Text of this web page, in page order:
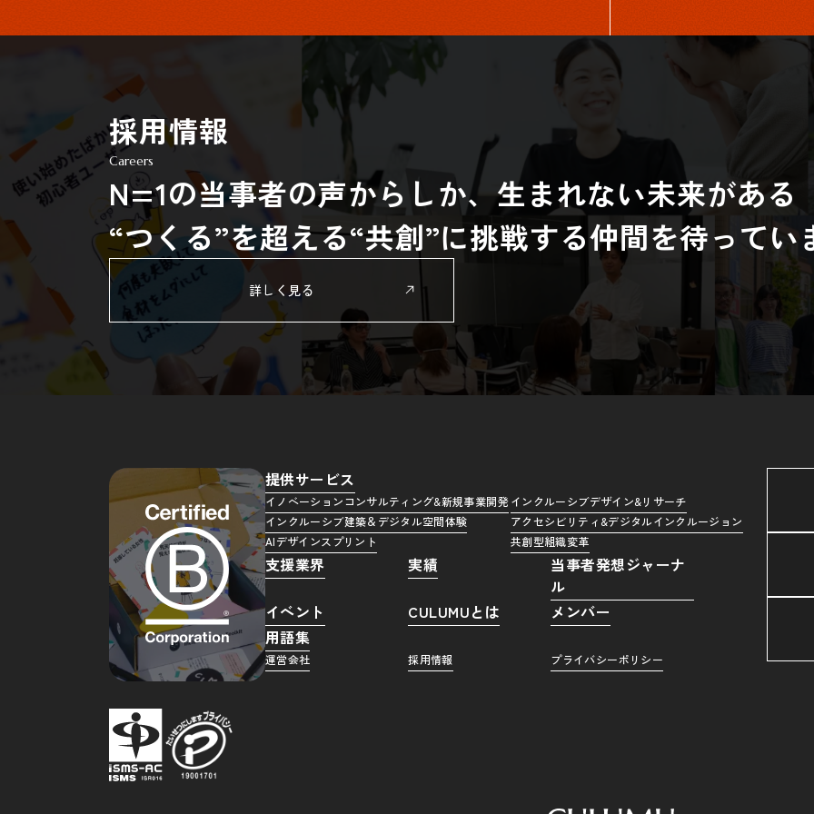
採用情報
Careers
N=1の当事者の声からしか、生まれない未来がある
“つくる”を超える“共創”に挑戦する仲間を待ってい
詳しく見る
提供サービス
イノベーションコンサルティング&新規事業開発インクルーシブデザイン&リサーチ
インクルーシブ建築＆デジタル空間体験
アクセシビリティ&デジタルインクルージョン
AIデザインスプリント
共創型組織変革
支援業界 実績
当事者発想ジャーナ
ル
イベント
CULUMUとは
メンバー
用語集
運営会社 採用情報 プライバシーポリシー